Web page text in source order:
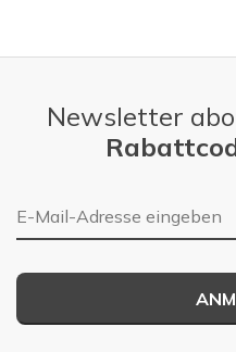
Newsletter
E-Mail-Adresse